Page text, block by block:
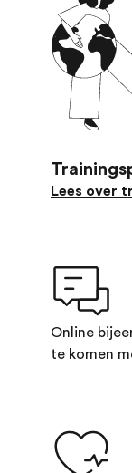
Lees over
Online
te komen